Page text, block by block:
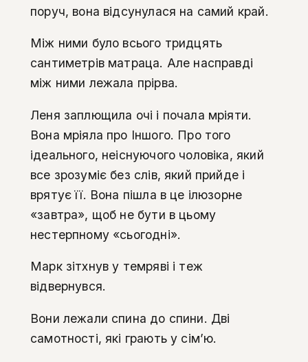
поруч, вона відсунулася на самий край.
Між ними було всього тридцять
сантиметрів матраца. Але насправді
між ними лежала прірва.
Леня заплющила очі і почала мріяти.
Вона мріяла про Іншого. Про того
ідеального, неіснуючого чоловіка, який
все зрозуміє без слів, який прийде і
врятує її. Вона пішла в це ілюзорне
«завтра», щоб не бути в цьому
нестерпному «сьогодні».
Марк зітхнув у темряві і теж
відвернувся.
Вони лежали спина до спини. Дві
самотності, які грають у сім’ю.